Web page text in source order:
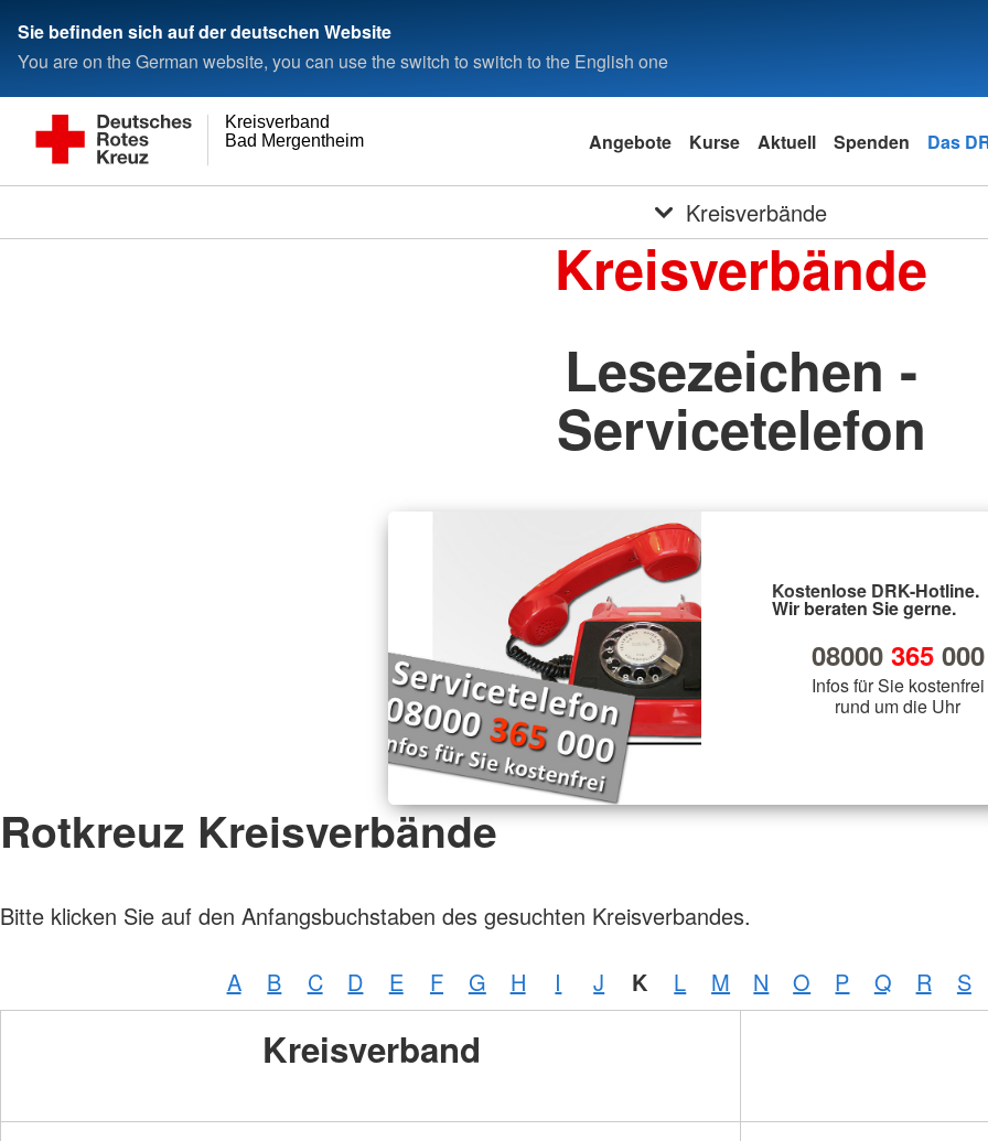
Sie befinden sich auf der deutschen Website
You are on the German website, you can use the switch to switch to the English one
Bad Mergentheim e.V.
Kreisverband
Angebote Kurse Aktuell Spenden Das
Kreisverbände
Kreisverbände
Lesezeichen -
Servicetelefon
Kostenlose DRK-Hotline.
Wir beraten Sie gerne.
08000 365000
Infos für Sie kostenfrei
rund um die Uhr
Rotkreuz Kreisverbände
Bitte klicken Sie auf den Anfangsbuchstaben des gesuchten Kreisverbandes.
A B C D E F G H I J K L M N O P Q R S
Kreisverband